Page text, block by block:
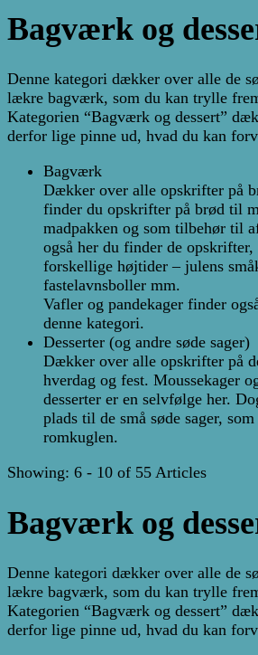
Bagværk og
Denne kategori dækker over alle de
lækre bagværk, som du kan trylle
Kategorien “Bagværk og dessert”
derfor lige pinne ud, hvad du kan
Bagværk
Dækker over alle opskrifter på
finder du opskrifter på brød til
madpakken og som tilbehør til
også her du finder de
forskellige højtider – julens
fastelavnsboller mm.
Vafler og pandekager finder
denne kategori.
Desserter (og andre søde sager)
Dækker over alle opskrifter på
hverdag og fest. Moussekager
desserter er en selvfølge her.
plads til de små søde sager,
romkuglen.
Showing: 6 - 10 of 55 Articles
Bagværk og
Denne kategori dækker over alle de
lækre bagværk, som du kan trylle
Kategorien “Bagværk og dessert”
derfor lige pinne ud, hvad du kan